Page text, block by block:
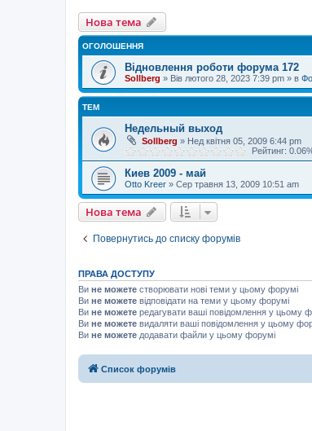
Нова тема
ОГОЛОШЕННЯ
Відновлення роботи форума 172
Sollberg » Вів лютого 28, 2023 7:39 pm » в
ТЕМ
Недельный выход
Sollberg » Нед квітня 05, 2009 6:44 pm
Рейтинг:
Киев 2009 - май
Otto Kreer » Сер травня 13, 2009 10:51 am
Нова тема
Повернутись до списку форумів
ПРАВА ДОСТУПУ
Ви не можете створювати нові теми у цьому форумі
Ви не можете відповідати на теми у цьому форумі
Ви не можете редагувати ваші повідомлення у цьому
Ви не можете видаляти ваші повідомлення у цьому
Ви не можете додавати файли у цьому форумі
Список форумів